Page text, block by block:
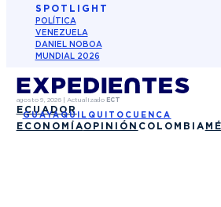
SPOTLIGHT
POLÍTICA
VENEZUELA
DANIEL NOBOA
MUNDIAL 2026
agosto 9, 2026| Actualizado ECT
ECUADOR
GUAYAQUIL QUITO CUENCA
ECONOMÍAOPINIÓN COLOMBIA